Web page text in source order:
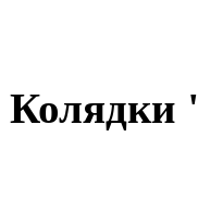
Колядки